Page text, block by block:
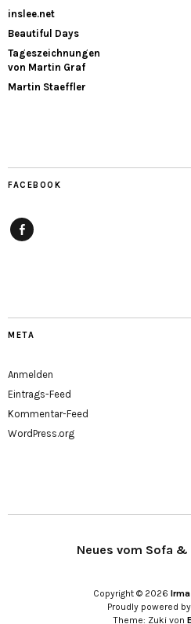
inslee.net
Beautiful Days
Tageszeichnungen
von Martin Graf
Martin Staeffler
FACEBOOK
META
Anmelden
Eintrags-Feed
Kommentar-Feed
WordPress.org
Neues vom Sofa &
Copyright © 2026
Proudly powered by
Theme: Zuki von